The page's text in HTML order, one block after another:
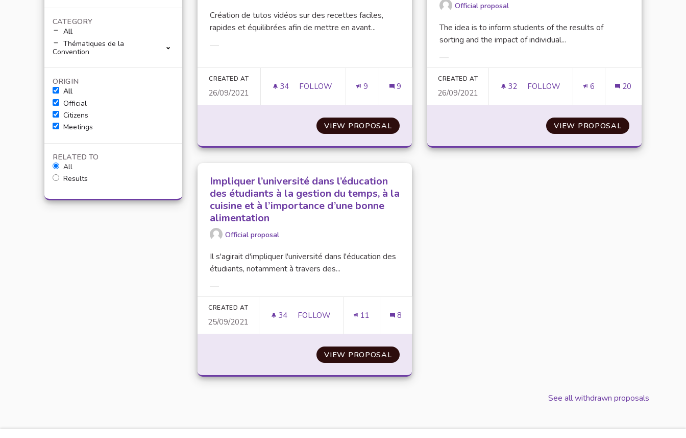
CATEGORY
All
Thématiques de la
Convention
ORIGIN
All
Official
Citizens
Meetings
RELATED TO
All
Results
Création de tutos vidéos sur des recettes faciles,
rapides et équilibrées afin de mettre en avant...
CREATED AT
26/09/2021
34 34 FOLLOWERS
FOLLOW 9 9
VIEW PROPOSALDES TUTOS VIDÉOS
Official proposal
The idea is to inform students of the results of
sorting and the impact of individual...
CREATED AT
26/09/2021
32 32 FOLLOWERS
FOLLOW 6 20
VIEW PROPOSALVALUING ECO-
Impliquer l’université dans l’éducation
des étudiants à la gestion du temps, à la
cuisine et à l’importance d’une bonne
alimentation
Official proposal
Il s'agirait d'impliquer l'université dans l'éducation des
étudiants, notamment à travers des...
CREATED AT
25/09/2021
34 34 FOLLOWERS
FOLLOW 11 8
VIEW PROPOSALIMPLIQUER L’UNIVERSITÉ DANS L’ÉDUCATION DES ÉTUDIANTS À LA
See all withdrawn proposals